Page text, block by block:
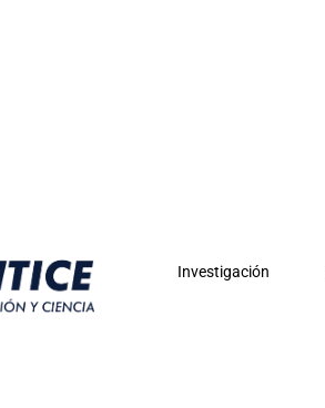
Investigación